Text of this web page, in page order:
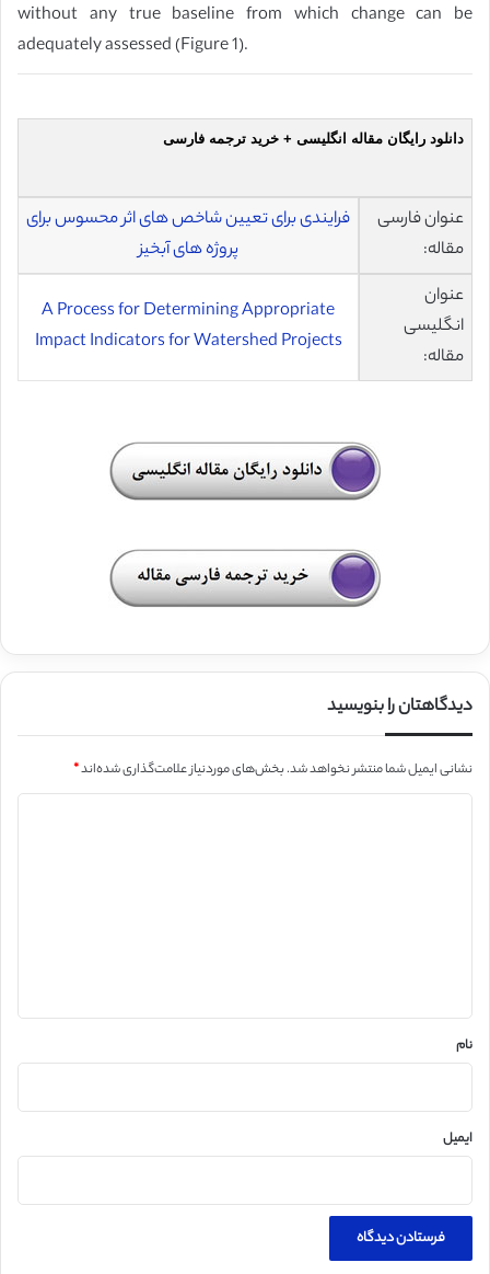
without any true baseline from which change can be
adequately assessed (Figure 1).
دانلود رایگان مقاله انگلیسی + خرید ترجمه فارسی
عنوان فارسی
مقاله:
فرایندی برای تعیین شاخص های اثر محسوس برای
پروژه های آبخیز
عنوان
انگلیسی
مقاله:
A Process for Determining Appropriate
Impact Indicators for Watershed Projects
دیدگاهتان را بنویسید
نشانی ایمیل شما منتشر نخواهد شد.بخش‌های موردنیاز علامت‌گذاری شده‌اند*
نام
ایمیل